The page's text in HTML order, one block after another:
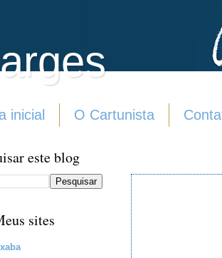
inicial O Cartunista
este blog
sites